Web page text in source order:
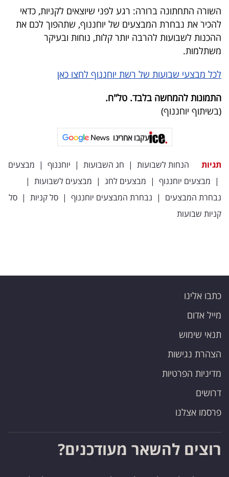
השורה התחתונה ברורה: רגע לפני שיוצאים לקניות, כדאי
להכיר את נבחרת המבצעים של יוחננוף, שתהפוך לכם את
ההכנות לשבועות להרבה יותר קלות, נוחות ובעיקר
משתלמות.
לכל מבצעי שבועות של רשת יוחננוף לחצו כאן
התמונות להמחשה בלבד. טל"ח.
(בשיתוף יוחננוף)
עקבו אחרינו
תגיות הנחות לשבועות | חג השבועות | יוחננוף | מבצעים
| מבצעים יוחננוף | מבצעים לחג | מבצעים לשבועות |
נבחרת המבצעים | נבחרת המבצעים יוחננוף | סל קניות | סל
קניות שבועות
כתבו אלינו
מייל אדום
תנאי שימוש
הצהרת נגישות
מדיניות הפרטיות
דרושים
פרסמו אצלנו
רוצים להשאר מעודכנים?